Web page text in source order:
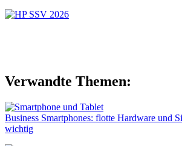
Verwandte Themen:
Business Smartphones: flotte Hardware und
wichtig